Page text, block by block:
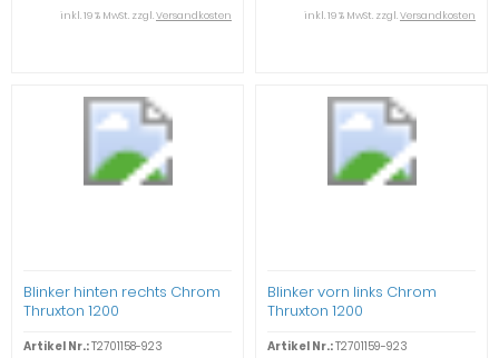
inkl. 19 % MwSt. zzgl.Versandkosten inkl. 19 % MwSt. zzgl.Versandkosten
Blinker hinten rechts Chrom
Thruxton 1200
Artikel Nr.:T2701158-923
Blinker vorn links Chrom
Thruxton 1200
Artikel Nr.:T2701159-923